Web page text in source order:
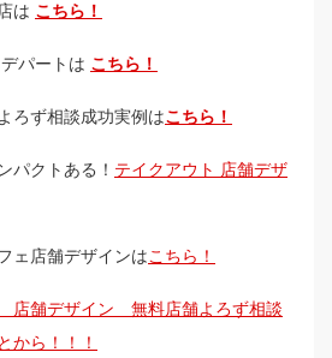
は こちら！
パートは こちら！
ろず相談成功実例はこちら！
パクトある！ テイクアウト 店舗デザ
ェ店舗デザインはこちら！
店舗デザイン 無料店舗よろず相談
から！！！